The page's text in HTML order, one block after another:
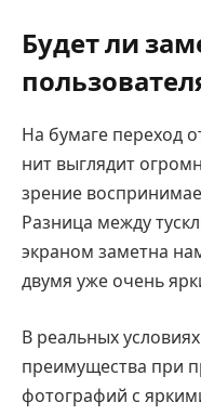
Будет ли
На бумаге переход
нит выглядит
зрение
Разница между
экраном заметна
двумя уже очень
В реальных
преимущества при
фотографий с